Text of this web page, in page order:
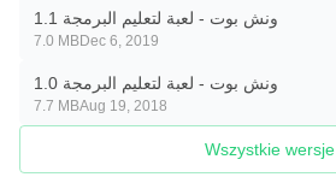
ونش بوت - لعبة لتعليم البرمجة 1.1
7.0 MBDec 6, 2019
ونش بوت - لعبة لتعليم البرمجة 1.0
7.7 MBAug 19, 2018
Wszystkie wersje